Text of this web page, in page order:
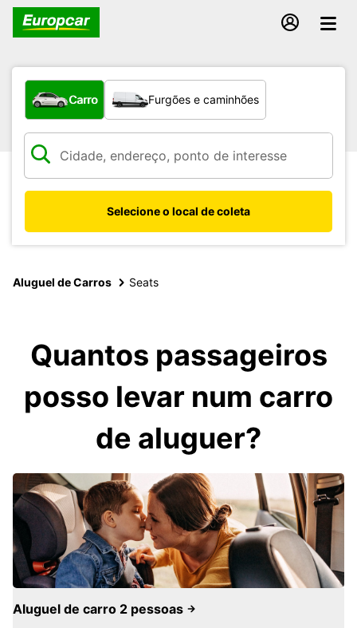
Qual tipo de veículo?
Carro Furgões e caminhões
Selecione o local de coleta
Aluguel de Carros Seats
Quantos passageiros
posso levar num carro
de aluguer?
Aluguel de carro 2 pessoas